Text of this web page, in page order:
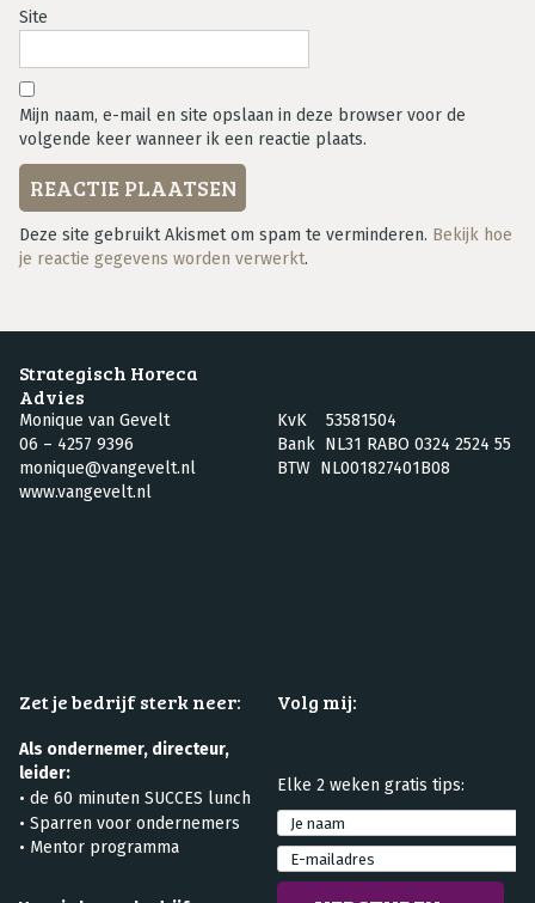
Site
Mijn naam, e-mail en site opslaan in deze browser voor de
volgende keer wanneer ik een reactie plaats.
Deze site gebruikt Akismet om spam te verminderen. Bekijk hoe
je reactie gegevens worden verwerkt.
Strategisch Horeca
Advies
Monique van Gevelt
06 – 4257 9396
monique@vangevelt.nl
www.vangevelt.nl
KvK 53581504
Bank NL31 RABO 0324 2524 55
BTW NL001827401B08
Zet je bedrijf sterk neer:
Als ondernemer, directeur,
leider:
• de 60 minuten SUCCES lunch
• Sparren voor ondernemers
• Mentor programma
Volg mij:
Elke 2 weken gratis tips: